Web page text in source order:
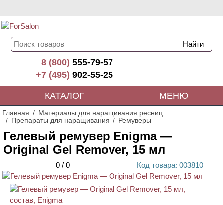
8 (800)555-79-57
+7 (495)902-55-25
КАТАЛОГ МЕНЮ
Главная
Материалы для наращивания ресниц
Препараты для наращивания
Ремуверы
Гелевый ремувер Enigma —
Original Gel Remover, 15 мл
0 / 0 Код товара: 003810